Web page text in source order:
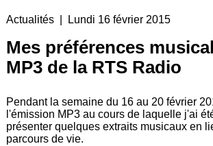
Contact
Actualités | Lundi 16 février 2015
Mes préférences
MP3 de la RTS Radio
Pendant la semaine du 16 au 20 février
l'émission MP3 au cours de laquelle j'ai
présenter quelques extraits musicaux en
parcours de vie.